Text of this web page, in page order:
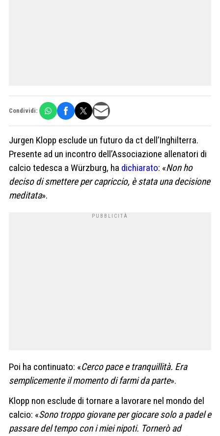
Condividi:
Jurgen Klopp esclude un futuro da ct dell’Inghilterra.
Presente ad un incontro dell’Associazione allenatori di
calcio tedesca a Würzburg, ha dichiarato: «Non ho
deciso di smettere per capriccio, è stata una decisione
meditata».
Poi ha continuato: «Cerco pace e tranquillità. Era
semplicemente il momento di farmi da parte».
Klopp non esclude di tornare a lavorare nel mondo del
calcio: «Sono troppo giovane per giocare solo a padel e
passare del tempo con i miei nipoti. Tornerò ad